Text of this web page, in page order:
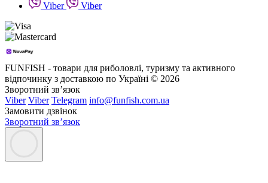
Viber
Viber
FUNFISH - товари для риболовлі, туризму та активного
відпочинку з доставкою по Україні © 2026
Зворотний зв’язок
Viber Viber Telegram info@funfish.com.ua
Замовити дзвінок
Зворотний зв’язок